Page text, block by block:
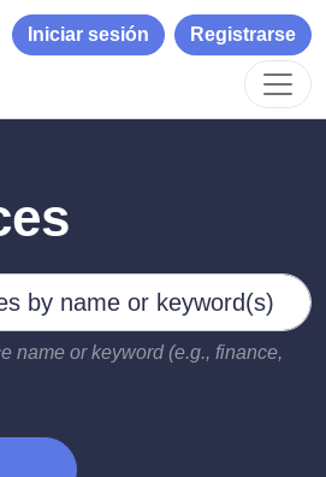
Iniciar sesión Registrarse
for results.
name or keyword (e.g., finance,